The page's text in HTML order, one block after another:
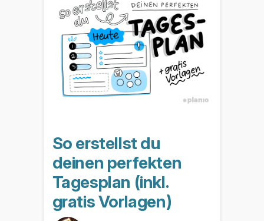
So erstellst du
deinen perfekten
Tagesplan (inkl.
gratis Vorlagen)